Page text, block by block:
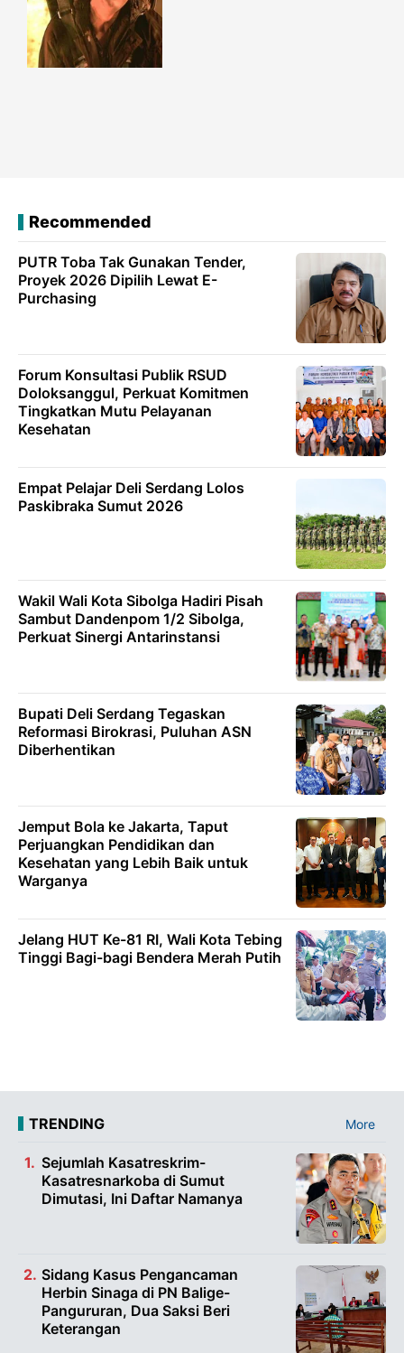
Recommended
PUTR Toba Tak Gunakan Tender,
Proyek 2026 Dipilih Lewat E-
Purchasing
Forum Konsultasi Publik RSUD
Doloksanggul, Perkuat Komitmen
Tingkatkan Mutu Pelayanan
Kesehatan
Empat Pelajar Deli Serdang Lolos
Paskibraka Sumut 2026
Wakil Wali Kota Sibolga Hadiri Pisah
Sambut Dandenpom 1/2 Sibolga,
Perkuat Sinergi Antarinstansi
Bupati Deli Serdang Tegaskan
Reformasi Birokrasi, Puluhan ASN
Diberhentikan
Jemput Bola ke Jakarta, Taput
Perjuangkan Pendidikan dan
Kesehatan yang Lebih Baik untuk
Warganya
Jelang HUT Ke-81 RI, Wali Kota Tebing
Tinggi Bagi-bagi Bendera Merah Putih
TRENDING More
Sejumlah Kasatreskrim-
Kasatresnarkoba di Sumut
Dimutasi, Ini Daftar Namanya
Sidang Kasus Pengancaman
Herbin Sinaga di PN Balige-
Pangururan, Dua Saksi Beri
Keterangan